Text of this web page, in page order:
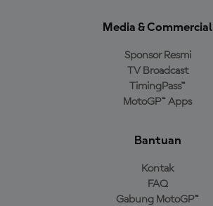
Media & Commercial
Sponsor Resmi
TV Broadcast
TimingPass™
MotoGP™ Apps
Bantuan
Kontak
FAQ
Gabung MotoGP™